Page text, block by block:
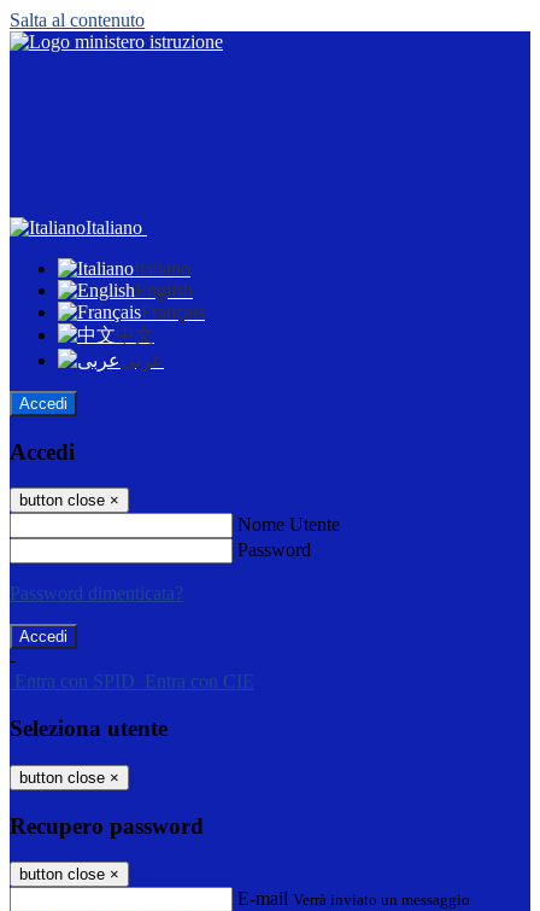
Salta al contenuto
Italiano
Italiano
English
Français
中文
عربى
Accedi
Accedi
button close ×
Nome Utente
Password
Password dimenticata?
-
Entra con SPID
Entra con CIE
Seleziona utente
button close ×
Recupero password
button close ×
E-mail Verrà inviato un messaggio